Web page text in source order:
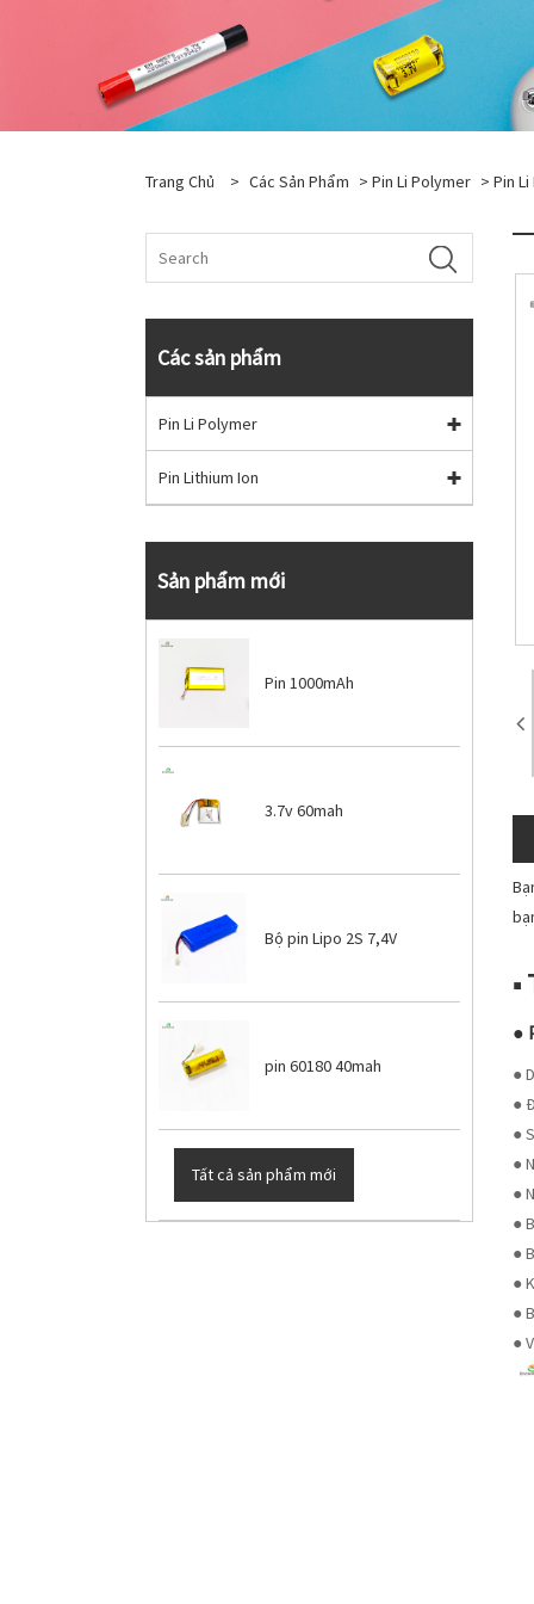
Trang Chủ > Các Sản Phẩm > Pin Li Polymer > Pin
Các sản phẩm
Pin Li Polymer
Pin Lithium Ion
Sản phẩm mới
Pin 1000mAh
3.7v 60mah
Bộ pin Lipo 2S 7,4V
pin 60180 40mah
Tất cả sản phẩm mới
●
●
●
●
●
●
●
●
●
●
●